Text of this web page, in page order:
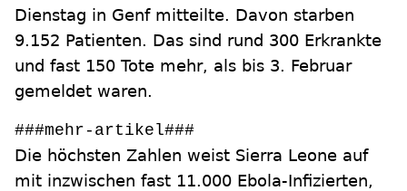
Dienstag in Genf mitteilte. Davon starben
9.152 Patienten. Das sind rund 300 Erkrankte
und fast 150 Tote mehr, als bis 3. Februar
gemeldet waren.
###mehr-artikel###
Die höchsten Zahlen weist Sierra Leone auf
mit inzwischen fast 11.000 Ebola-Infizierten,